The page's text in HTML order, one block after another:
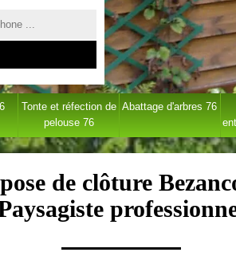
Tonte et réfection de
pelouse 76
Abattage d'arbres 76
de clôture